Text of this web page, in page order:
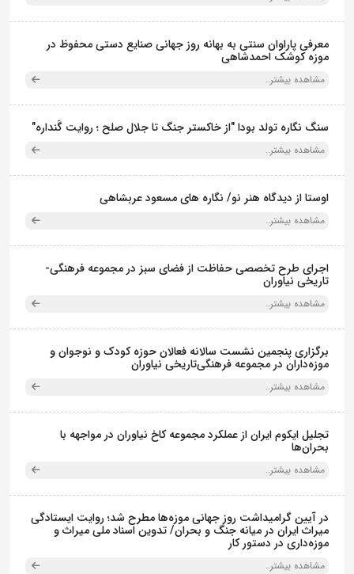
معرفی پاراوان سنتی به بهانه روز جهانی صنایع دستی محفوظ در
موزه کوشک احمدشاهی
مشاهده بیشتر..
سنگ نگاره تولد بودا "از خاکستر جنگ تا جلال صلح ؛ روایت گَنداره"
مشاهده بیشتر..
اوستا از دیدگاه هنر نو/ نگاره های مسعود عربشاهی
مشاهده بیشتر..
اجرای طرح تخصصی حفاظت از فضای سبز در مجموعه فرهنگی-
تاریخی نیاوران
مشاهده بیشتر..
برگزاری پنجمین نشست سالانه فعالان حوزه کودک و نوجوان و
موزه‌داران در مجموعه فرهنگی‌تاریخی نیاوران
مشاهده بیشتر..
تجلیل ایکوم ایران از عملکرد مجموعه کاخ نیاوران در مواجهه با
بحران‌ها
مشاهده بیشتر..
در آیین گرامیداشت روز جهانی موزه‌ها مطرح شد؛ روایت ایستادگی
میراث ایران در میانه جنگ و بحران/ تدوین اسناد ملی میراث و
موزه‌داری در دستور کار
مشاهده بیشتر..